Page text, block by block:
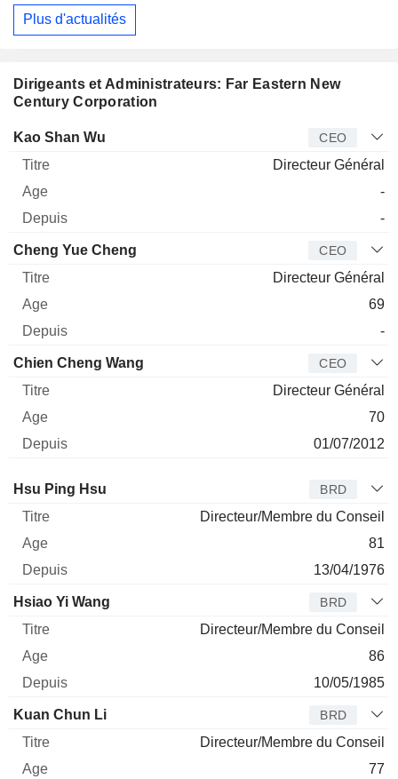
Plus d'actualités
Dirigeants et Administrateurs: Far Eastern New
Century Corporation
Dirigeant Titre
Kao Shan Wu CEO
Directeur Général
-
-
Cheng Yue Cheng CEO
Directeur Général
69
-
Chien Cheng Wang CEO
Directeur Général
70
01/07/2012
Administrateur
Hsu Ping Hsu BRD
Directeur/Membre du Conseil
81
13/04/1976
Hsiao Yi Wang BRD
Directeur/Membre du Conseil
86
10/05/1985
Kuan Chun Li BRD
Directeur/Membre du Conseil
77